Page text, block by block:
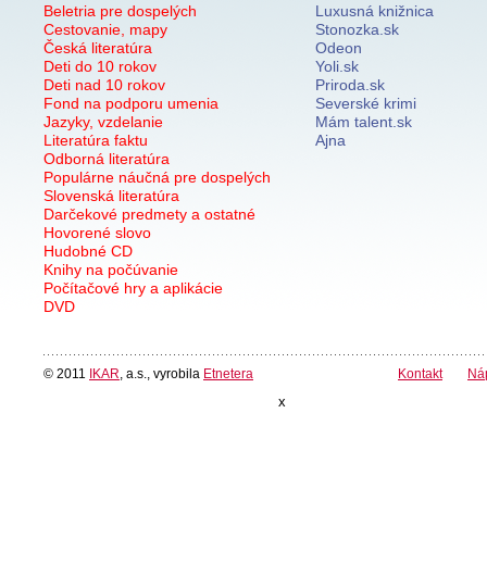
Beletria pre dospelých
Cestovanie, mapy
Česká literatúra
Deti do 10 rokov
Deti nad 10 rokov
Fond na podporu umenia
Jazyky, vzdelanie
Literatúra faktu
Odborná literatúra
Populárne náučná pre dospelých
Slovenská literatúra
Darčekové predmety a ostatné
Hovorené slovo
Hudobné CD
Knihy na počúvanie
Počítačové hry a aplikácie
DVD
Luxusná knižnica
Stonozka.sk
Odeon
Yoli.sk
Priroda.sk
Severské krimi
Mám talent.sk
Ajna
© 2011 IKAR , a.s., vyrobila Etnetera Kontakt
x